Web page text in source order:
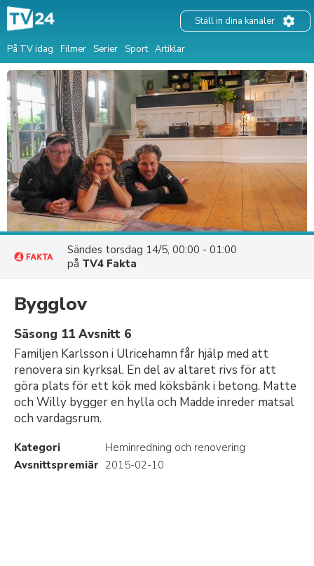
På TV idag Filmer Serier Sport Artiklar
Ställ in dina kanaler
Sändes torsdag 14/5, 00:00 - 01:00
på TV4 Fakta
Bygglov
Säsong 11 Avsnitt 6
Familjen Karlsson i Ulricehamn får hjälp med att
renovera sin kyrksal. En del av altaret rivs för att
göra plats för ett kök med köksbänk i betong. Matte
och Willy bygger en hylla och Madde inreder matsal
och vardagsrum.
Kategori
Heminredning och renovering
Avsnittspremiär 2015-02-10